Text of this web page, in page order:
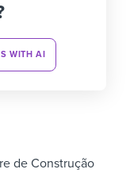
WITH AI
de Construção